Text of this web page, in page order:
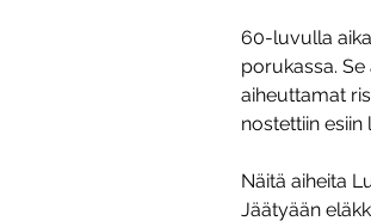
60-luvulla
porukassa.
aiheuttamat
nostettiin esiin
Näitä aiheita
Jäätyään